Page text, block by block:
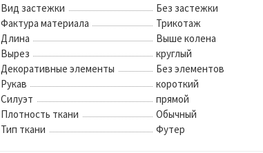
Вид застежки
Без застежки
Фактура материала
Трикотаж
Длина
Выше колена
Вырез
круглый
Декоративные элементы
Без элементов
Рукав
короткий
Силуэт
прямой
Плотность ткани
Обычный
Тип ткани
Футер